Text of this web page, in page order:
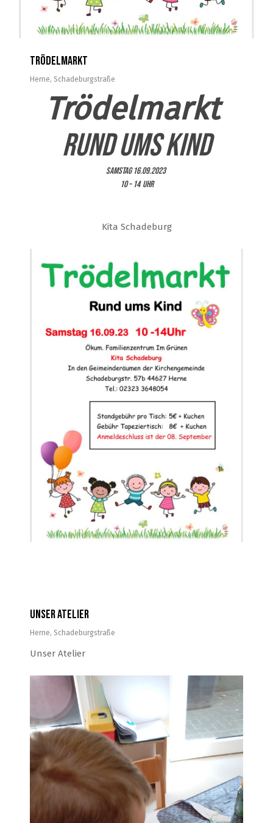
Trödelmarkt
Herne, Schadeburgstraße
Trödelmarkt
Rund ums Kind
Samstag 16.09.2023
10 – 14 Uhr
Kita Schadeburg
Unser Atelier
Herne, Schadeburgstraße
Unser Atelier